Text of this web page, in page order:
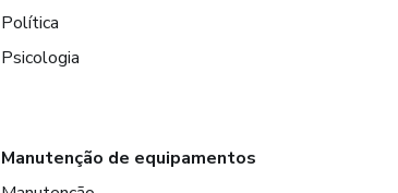
Política
Psicologia
Manutenção de equipamentos